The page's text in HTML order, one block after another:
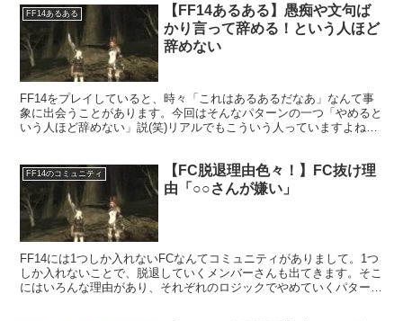
FF14あるある
【FF14あるある】愚痴や文句ば
かり言って辞める！という人ほど
辞めない
FF14をプレイしていると、時々「これはあるあるだなあ」なんて事
象に出会うことがあります。今回はそんなパターンの一つ「やめると
いう人ほど辞めない」説(笑)リアルでもこういう人っていますよね。
FF14のコミュニティ
【FC脱退理由色々！】FC抜け理
由「○○さんが嫌い」
FF14には1つしか入れないFCなんてコミュニティがありまして。1つ
しか入れないことで、脱退していくメンバーさんも出てきます。そこ
にはいろんな理由があり、それぞれのロジックでやめていくパターン